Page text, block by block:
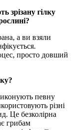
зрізану гілку
а ви взяли
просто довший
певну
різні
Це безколірна
грибам